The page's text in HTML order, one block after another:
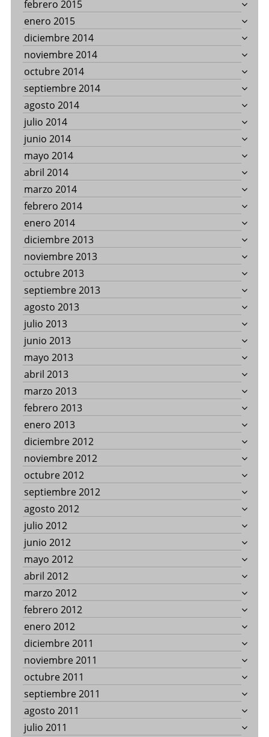
febrero 2015
enero 2015
diciembre 2014
noviembre 2014
octubre 2014
septiembre 2014
agosto 2014
julio 2014
junio 2014
mayo 2014
abril 2014
marzo 2014
febrero 2014
enero 2014
diciembre 2013
noviembre 2013
octubre 2013
septiembre 2013
agosto 2013
julio 2013
junio 2013
mayo 2013
abril 2013
marzo 2013
febrero 2013
enero 2013
diciembre 2012
noviembre 2012
octubre 2012
septiembre 2012
agosto 2012
julio 2012
junio 2012
mayo 2012
abril 2012
marzo 2012
febrero 2012
enero 2012
diciembre 2011
noviembre 2011
octubre 2011
septiembre 2011
agosto 2011
julio 2011